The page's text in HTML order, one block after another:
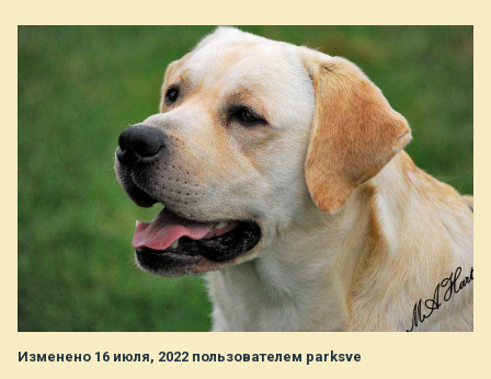
Изменено 16 июля, 2022 пользователем parksve